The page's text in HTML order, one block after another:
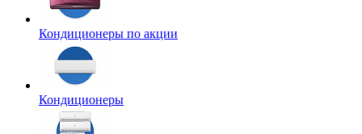
Кондиционеры по акции
Кондиционеры